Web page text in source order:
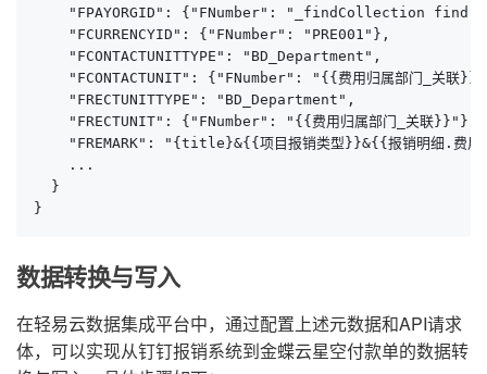
"FPAYORGID": {"FNumber": "_findCollection find
    "FCURRENCYID": {"FNumber": "PRE001"},
    "FCONTACTUNITTYPE": "BD_Department",
"FCONTACTUNIT": {"FNumber": "{{费用归属部门_关联
    "FRECTUNITTYPE": "BD_Department",
    "FRECTUNIT": {"FNumber": "{{费用归属部门_关联}}"},
"FREMARK": "{title}&{{项目报销类型}}&{{报销明细.费用
    ...
  }
}
数据转换与写入
在轻易云数据集成平台中，通过配置上述元数据和API请求
体，可以实现从钉钉报销系统到金蝶云星空付款单的数据转